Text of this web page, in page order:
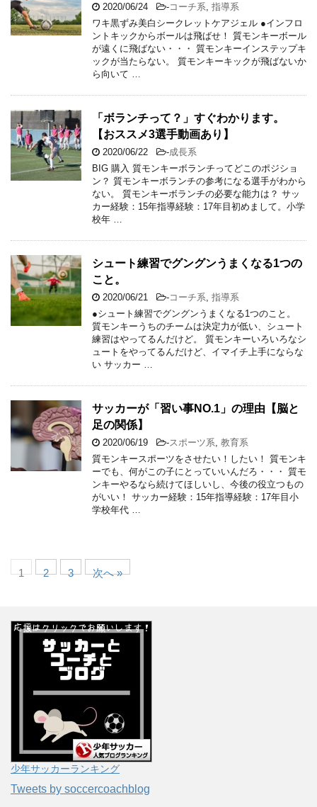
2020/06/24 -コーチ系 指導系
ワキ黒ずみ美白シークレットケアジェル ●インフロ
ントキックからボールは飛ばせ！ 質モンキーボール
が遠くに飛ばない・・・ 質モンキーインステップキ
ックが当たらない。 質モンキーキックが飛ばないか
ら向いて …
「ボランチって？」すぐわかります。
【おススメ3選手動画あり】
2020/06/22 -成長系
BIG 購入 質モンキーボランチってどこのポジショ
ン？ 質モンキーボランチの参考になる選手がわから
ない。 質モンキーボランチの必要な能力は？ サッ
カー経験：15年指導経験：17年目初めまして。小学
校年 …
シュート練習でグングンうまくなる1つの
こと。
2020/06/21 -コーチ系 指導系
●シュート練習でグングンうまくなる1つのこと。
質モンキーうちのチームは決定力が低い、シュート
練習はやってるんだけど。 質モンキーいろいろなシ
ュートをやってるんだけど、イマイチ上手にならな
い サッカー …
サッカーが「習い事NO.1」の理由【脳と
足の関係】
2020/06/19 -スポーツ系 教育系
質モンキースポーツをさせたい！したい！ 質モンキ
ーでも、何がこの子にとっていいんだろ・・・ 質モ
ンキーやるなら続けてほしいし、今後の役立つもの
がいい！ サッカー経験：15年指導経験：17年目小
学校年代 …
1 2 3 次へ »
少年サッカーランキング
Tweets by soccercoachblog